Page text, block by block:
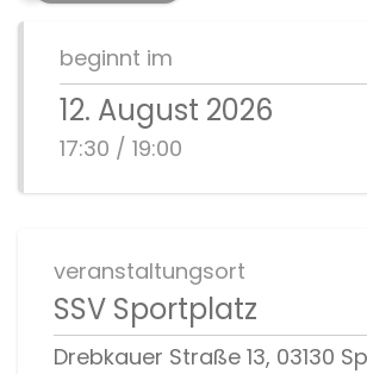
beginnt im
12. August 2026
17:30 / 19:00
veranstaltungsort
SSV Sportplatz
Drebkauer Straße 13, 03130